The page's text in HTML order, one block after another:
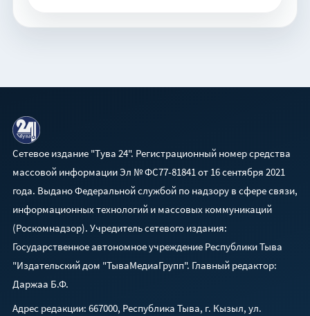
Сетевое издание "Тува 24". Регистрационный номер средства
массовой информации Эл № ФС77-81841 от 16 сентября 2021
года. Выдано Федеральной службой по надзору в сфере связи,
информационных технологий и массовых коммуникаций
(Роскомнадзор). Учредитель сетевого издания:
Государственное автономное учреждение Республики Тыва
"Издательский дом "ТываМедиаГрупп". Главный редактор:
Даржаа Б.Ф.
Адрес редакции: 667000, Республика Тыва, г. Кызыл, ул.